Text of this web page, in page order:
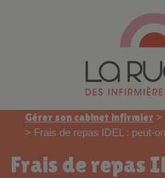
Gérer son cabinet infirmier >
> Frais de repas IDEL : peut-
Frais de repas IDEL : peut-on